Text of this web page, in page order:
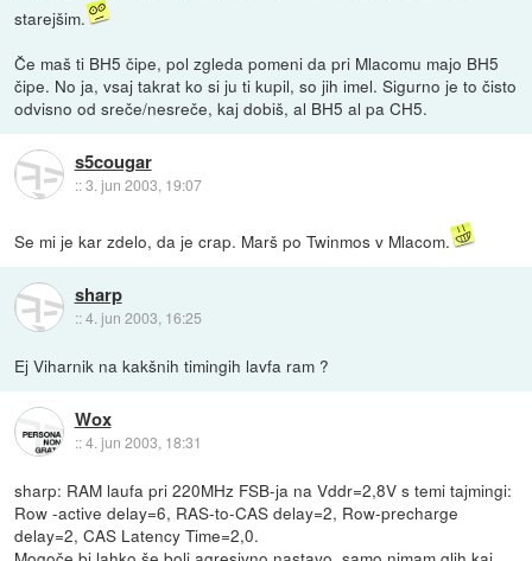
starejšim.
Če maš ti BH5 čipe, pol zgleda pomeni da pri Mlacomu majo BH5
čipe. No ja, vsaj takrat ko si ju ti kupil, so jih imel. Sigurno je to čisto
odvisno od sreče/nesreče, kaj dobiš, al BH5 al pa CH5.
s5cougar
::3. jun 2003, 19:07
Se mi je kar zdelo, da je crap. Marš po Twinmos v Mlacom.
sharp
::4. jun 2003, 16:25
Ej Viharnik na kakšnih timingih lavfa ram ?
Wox
::4. jun 2003, 18:31
sharp: RAM laufa pri 220MHz FSB-ja na Vddr=2,8V s temi tajmingi:
Row -active delay=6, RAS-to-CAS delay=2, Row-precharge
delay=2, CAS Latency Time=2,0.